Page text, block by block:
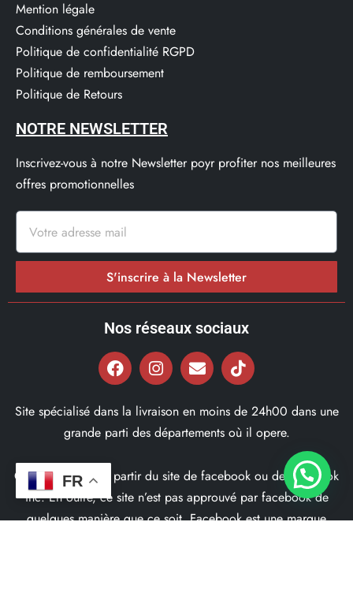
Mention légale
Conditions générales de vente
Politique de confidentialité RGPD
Politique de remboursement
Politique de Retours
NOTRE NEWSLETTER
Inscrivez-vous à notre Newsletter poyr profiter nos meilleures
offres promotionnelles
S'inscrire à la Newsletter
Nos réseaux sociaux
Site spécialisé dans la livraison en moins de 24h00 dans une
grande parti des départements où il opere.
Ce site ne fait pas partir du site de facebook ou de facebook
inc. En outre, ce site n’est pas approuvé par facebook de
quelques manière que ce soit. Facebook est une marque
FR